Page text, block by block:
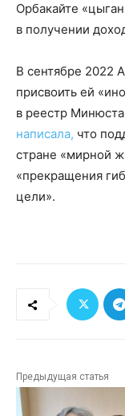
Орбакайте
в получении
В сентябре 2022
присвоить ей
в реестр
написала, что
стране «мирной
«прекращения
цели».
Предыдущая статья